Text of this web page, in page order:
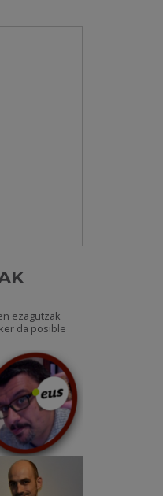
ezagutzak
da posible